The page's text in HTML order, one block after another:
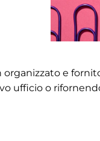
e
ufficio o